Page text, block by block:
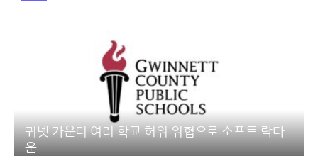
귀넷 카운티 여러 학교 허위 위협으로 소프트 락다
운